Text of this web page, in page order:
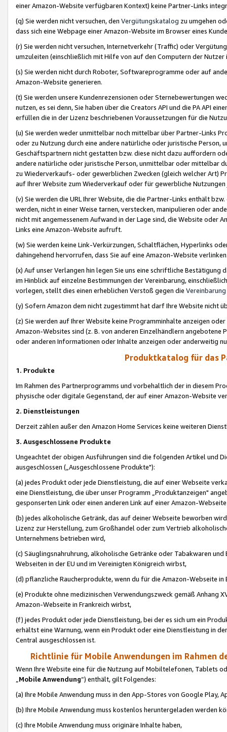
einer Amazon-Website verfügbaren Kontext) keine Partner-Links
(q) Sie werden nicht versuchen, den Vergütungskatalog zu umgehen
dass sich eine Webpage einer Amazon-Website im Browser eines
(r) Sie werden nicht versuchen, Internetverkehr (Traffic) oder
umzuleiten (einschließlich mit Hilfe von auf den Computern der
(s) Sie werden nicht durch Roboter, Softwareprogramme oder auf
Amazon-Website generieren.
(t) Sie werden unsere Kundenrezensionen oder Sternebewertungen
nutzen, es sei denn, Sie haben über die Creators API und die PA API
erfüllen die in der Lizenz beschriebenen Voraussetzungen für die
(u) Sie werden weder unmittelbar noch mittelbar über Partner-Links
oder zu Nutzung durch eine andere natürliche oder juristische
Geschäftspartnern nicht gestatten bzw. diese nicht dazu auffordern
andere natürliche oder juristische Person, unmittelbar oder mittelbar
zu Wiederverkaufs- oder gewerblichen Zwecken (gleich welcher Art)
auf Ihrer Website zum Wiederverkauf oder für gewerbliche
(v) Sie werden die URL Ihrer Website, die die Partner-Links enthält
werden, nicht in einer Weise tarnen, verstecken, manipulieren oder
nicht mit angemessenem Aufwand in der Lage sind, die Website oder
Links eine Amazon-Website aufruft.
(w) Sie werden keine Link-Verkürzungen, Schaltflächen, Hyperlinks
dahingehend hervorrufen, dass Sie auf eine Amazon-Website
(x) Auf unser Verlangen hin legen Sie uns eine schriftliche
im Hinblick auf einzelne Bestimmungen der Vereinbarung,
vorlegen, stellt dies einen erheblichen Verstoß gegen die Vereinbarung
(y) Sofern Amazon dem nicht zugestimmt hat darf Ihre Website nicht
(z) Sie werden auf Ihrer Website keine Programminhalte anzeigen
Amazon-Websites sind (z. B. von anderen Einzelhändlern
oder anderen Informationen oder Inhalte anzeigen oder anderweitig
Produktkatalog für das
1. Produkte
Im Rahmen des Partnerprogramms und vorbehaltlich der in diesem
physische oder digitale Gegenstand, der auf einer Amazon-Website
2. Dienstleistungen
Derzeit zählen außer den Amazon Home Services keine weiteren
3. Ausgeschlossene Produkte
Ungeachtet der obigen Ausführungen sind die folgenden Artikel und
ausgeschlossen („Ausgeschlossene Produkte"):
(a) jedes Produkt oder jede Dienstleistung, die auf einer Webseite
eine Dienstleistung, die über unser Programm „Produktanzeigen"
gesponserten Link oder einen anderen Link auf einer Amazon-
(b) jedes alkoholische Getränk, das auf deiner Webseite beworben
Lizenz zur Herstellung, zum Großhandel oder zum Vertrieb
Unternehmens betrieben wird,
(c) Säuglingsnahruhrung, alkoholische Getränke oder Tabakwaren
Webseiten in der EU und im Vereinigten Königreich wirbst,
(d) pflanzliche Raucherprodukte, wenn du für die Amazon-Webseite in
(e) Produkte ohne medizinischen Verwendungszweck gemäß Anhang
Amazon-Webseite in Frankreich wirbst,
(f) jedes Produkt oder jede Dienstleistung, bei der es sich um ein
erhältst eine Warnung, wenn ein Produkt oder eine Dienstleistung in
Central ausgeschlossen ist.
Richtlinie für Mobile Anwendungen im Rahmen
Wenn Ihre Website eine für die Nutzung auf Mobiltelefonen, Tablets
„Mobile Anwendung“) enthält, gilt Folgendes:
(a) Ihre Mobile Anwendung muss in den App-Stores von Google Play,
(b) Ihre Mobile Anwendung muss kostenlos heruntergeladen werden
(c) Ihre Mobile Anwendung muss originäre Inhalte haben,